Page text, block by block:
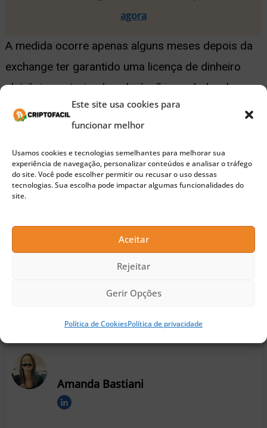
Este site usa cookies para
funcionar melhor
Usamos cookies e tecnologias semelhantes para melhorar sua
experiência de navegação, personalizar conteúdos e analisar o tráfego
do site. Você pode escolher permitir ou recusar o uso dessas
tecnologias. Sua escolha pode impactar algumas funcionalidades do
site.
Aceitar
Rejeitar
Gerir Opções
Política de CookiesPolítica de privacidade
agora
A medida ocorre apenas alguns meses depois da
exchange ter garantido uma licença de dinheiro
eletrônico autorizada pelo órgão regulador dos
mercados do Reino Unido, a Financial Conduct
Authority. Conforme relatado anteriormente pela
CoinDesk, a licença deu à empresa a capacidade
de fornecer serviços de pagamento e emitir
alternativas de dinheiro digital no país, que podem
cartão, internet ou telefone.
Amanda Bastiani